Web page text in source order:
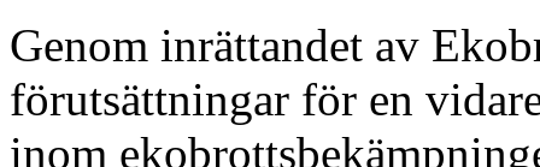
Genom inrättandet av
förutsättningar för en
inom